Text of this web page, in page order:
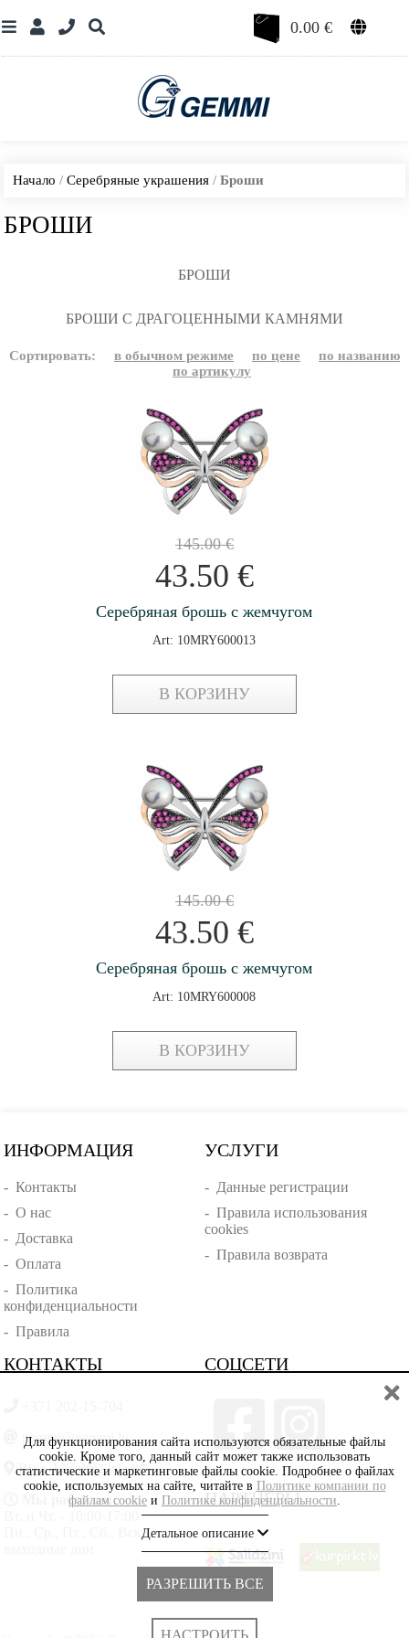
0.00€
Начало /Серебряные украшения /Броши
БРОШИ
БРОШИ
БРОШИ С ДРАГОЦЕННЫМИ КАМНЯМИ
Сортировать: в обычном режиме по цене
по названию
по артикулу
145.00€
43.50 €
Серебряная брошь с жемчугом
Art: 10MRY600013
В КОРЗИНУ
145.00€
43.50 €
Серебряная брошь с жемчугом
Art: 10MRY600008
В КОРЗИНУ
ИНФОРМАЦИЯ
-Контакты
-О нас
- Доставка
-Оплата
-Политика
конфиденциальности
-Правила
УСЛУГИ
- Данные регистрации
- Правила использования
cookies
- Правила возврата
КОНТАКТЫ
gemmi@gemmi.lv
Rīga, Lāčplēšā iela 88
Мы работаем:
Пн., Ср., Пт., Сб., Вскр. -
СОЦСЕТИ
ПАРТНЁРЫ
Для функционирования сайта используются обязательные файлы
cookie. Кроме того, данный сайт может также использовать
статистические и маркетинговые файлы cookie. Подробнее о файлах
cookie, используемых на сайте, читайте в Политике компании по
файлам cookie и Политике конфиденциальности.
Детальное описание
РАЗРЕШИТЬ ВСЕ
НАСТРОИТЬ